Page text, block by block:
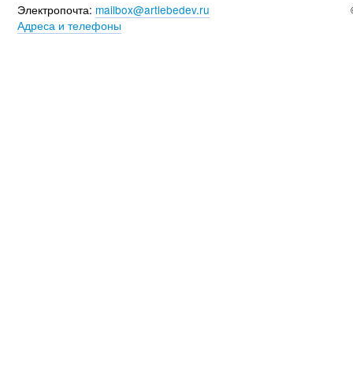
Электропочта: mailbox@artlebedev.ru
Адреса и телефоны